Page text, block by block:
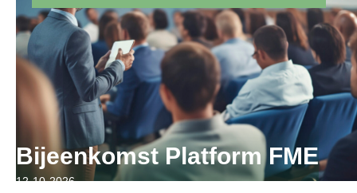
Bijeenkomst Platform FME
12-10-2026